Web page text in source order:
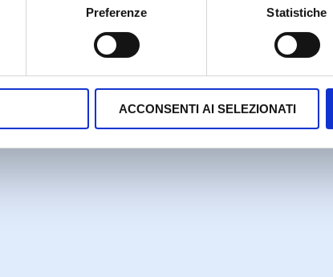
Preferenze Statistiche
ACCONSENTI AI SELEZIONATI